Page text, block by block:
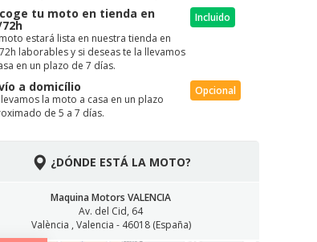
tu moto en tienda en
estará lista en nuestra tienda en
laborables y si deseas te la llevamos
en un plazo de 7 días.
Incluido
a domicílio
la moto a casa en un plazo
de 5 a 7 días.
Opcional
¿DÓNDE ESTÁ LA MOTO?
Maquina Motors VALENCIA
Av. del Cid, 64
València , Valencia - 46018 (España)